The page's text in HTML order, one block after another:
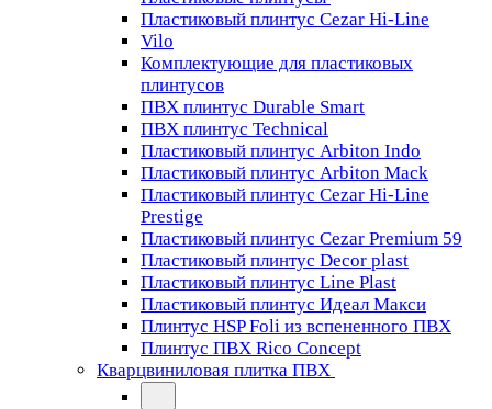
Пластиковый плинтус Cezar Hi-Line
Vilo
Комплектующие для пластиковых
плинтусов
ПВХ плинтус Durable Smart
ПВХ плинтус Technical
Пластиковый плинтус Arbiton Indo
Пластиковый плинтус Arbiton Mack
Пластиковый плинтус Cezar Hi-Line
Prestige
Пластиковый плинтус Cezar Premium 59
Пластиковый плинтус Decor plast
Пластиковый плинтус Line Plast
Пластиковый плинтус Идеал Макси
Плинтус HSP Foli из вспененного ПВХ
Плинтус ПВХ Rico Concept
Кварцвиниловая плитка ПВХ